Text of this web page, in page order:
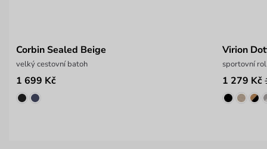
Corbin Sealed Beige
velký cestovní batoh
1 699 Kč
Virion
sportovní
1 279 Kč